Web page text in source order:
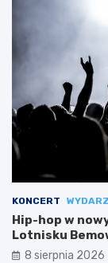
KONCERT
Hip-hop w
Lotnisku
8 sierpnia 2026